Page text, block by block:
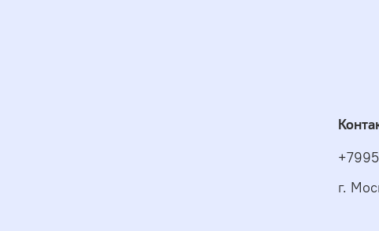
г.